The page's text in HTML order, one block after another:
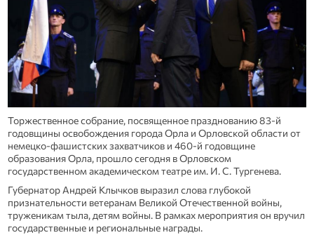
Торжественное собрание, посвященное празднованию 83-й
годовщины освобождения города Орла и Орловской области от
немецко-фашистских захватчиков и 460-й годовщине
образования Орла, прошло сегодня в Орловском
государственном академическом театре им. И. С. Тургенева.
Губернатор Андрей Клычков выразил слова глубокой
признательности ветеранам Великой Отечественной войны,
труженикам тыла, детям войны. В рамках мероприятия он вручил
государственные и региональные награды.